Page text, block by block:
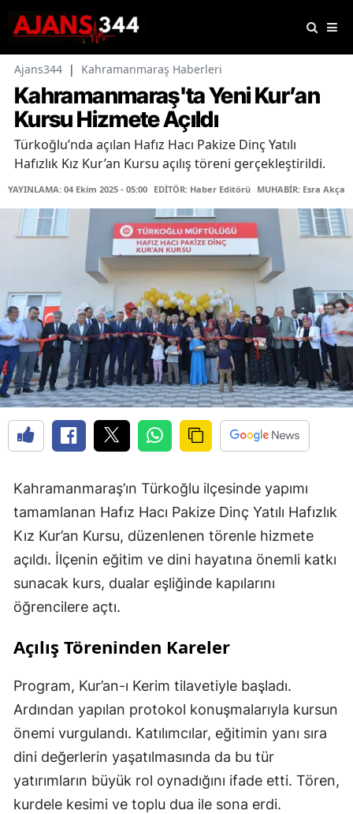
Ajans344 | Kahramanmaraş Haberleri
Kahramanmaraş'ta Yeni Kur’an
Kursu Hizmete Açıldı
Türkoğlu’nda açılan Hafız Hacı Pakize Dinç Yatılı
Hafızlık Kız Kur’an Kursu açılış töreni gerçekleştirildi.
YAYINLAMA: 04 Ekim 2025 - 05:00 EDİTÖR: Haber Editörü MUHABİR: Esra
Kahramanmaraş’ın Türkoğlu ilçesinde yapımı
tamamlanan Hafız Hacı Pakize Dinç Yatılı Hafızlık
Kız Kur’an Kursu, düzenlenen törenle hizmete
açıldı. İlçenin eğitim ve dini hayatına önemli katkı
sunacak kurs, dualar eşliğinde kapılarını
öğrencilere açtı.
Açılış Töreninden Kareler
Program, Kur’an-ı Kerim tilavetiyle başladı.
Ardından yapılan protokol konuşmalarıyla kursun
önemi vurgulandı. Katılımcılar, eğitimin yanı sıra
dini değerlerin yaşatılmasında da bu tür
yatırımların büyük rol oynadığını ifade etti. Tören,
kurdele kesimi ve toplu dua ile sona erdi.